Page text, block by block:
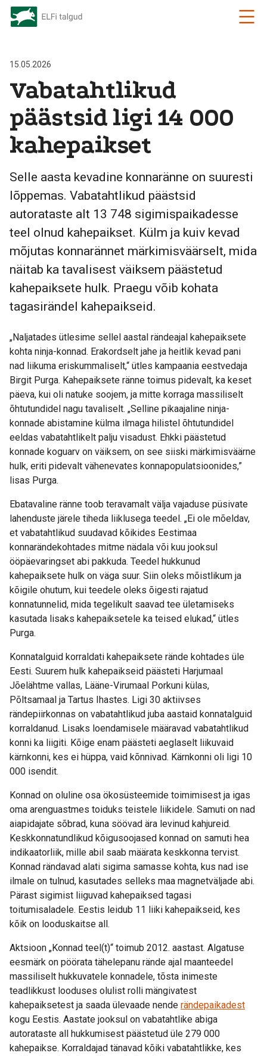
15.05.2026
Vabatahtlikud
päästsid ligi 14 000
kahepaikset
Selle aasta kevadine konnaränne on suuresti
lõppemas. Vabatahtlikud päästsid
autorataste alt 13 748 sigimispaikadesse
teel olnud kahepaikset. Külm ja kuiv kevad
mõjutas konnarännet märkimisväärselt, mida
näitab ka tavalisest väiksem päästetud
kahepaiksete hulk. Praegu võib kohata
tagasirändel kahepaikseid.
„Naljatades ütlesime sellel aastal rändeajal kahepaiksete
kohta ninja-konnad. Erakordselt jahe ja heitlik kevad pani
nad liikuma eriskummaliselt,“ ütles kampaania eestvedaja
Birgit Purga. Kahepaiksete ränne toimus pidevalt, ka keset
päeva, kui oli natuke soojem, ja mitte korraga massiliselt
õhtutundidel nagu tavaliselt. „Selline pikaajaline ninja-
konnade abistamine külma ilmaga hilistel õhtutundidel
eeldas vabatahtlikelt palju visadust. Ehkki päästetud
konnade koguarv on väiksem, on see siiski märkimisväärne
hulk, eriti pidevalt vähenevates konnapopulatsioonides,”
lisas Purga.
Ebatavaline ränne toob teravamalt välja vajaduse püsivate
lahenduste järele tiheda liiklusega teedel. „Ei ole mõeldav,
et vabatahtlikud suudavad kõikides Eestimaa
konnarändekohtades mitme nädala või kuu jooksul
ööpäevaringset abi pakkuda. Teedel hukkunud
kahepaiksete hulk on väga suur. Siin oleks mõistlikum ja
kõigile ohutum, kui teedele oleks õigesti rajatud
konnatunnelid, mida tegelikult saavad tee ületamiseks
kasutada lisaks kahepaiksetele ka teised elukad,“ ütles
Purga.
Konnatalguid korraldati kahepaiksete rände kohtades üle
Eesti. Suurem hulk kahepaikseid päästeti Harjumaal
Jõelähtme vallas, Lääne-Virumaal Porkuni külas,
Põltsamaal ja Tartus Ihastes. Ligi 30 aktiivses
rändepiirkonnas on vabatahtlikud juba aastaid konnatalguid
korraldanud. Lisaks loendamisele määravad vabatahtlikud
konni ka liigiti. Kõige enam päästeti aeglaselt liikuvaid
kärnkonni, kes ei hüppa, vaid kõnnivad. Kärnkonni oli ligi 10
000 isendit.
Konnad on oluline osa ökosüsteemide toimimisest ja igas
oma arenguastmes toiduks teistele liikidele. Samuti on nad
aiapidajate sõbrad, kuna söövad ära levinud kahjureid.
Keskkonnatundlikud kõigusoojased konnad on samuti hea
indikaatorliik, mille abil saab määrata keskkonna tervist.
Konnad rändavad alati sigima samasse kohta, kus nad ise
ilmale on tulnud, kasutades selleks maa magnetväljade abi.
Pärast sigimist liiguvad kahepaiksed tagasi
toitumisaladele. Eestis leidub 11 liiki kahepaikseid, kes
kõik on looduskaitse all.
Aktsioon „Konnad teel(t)“ toimub 2012. aastast. Algatuse
eesmärk on pöörata tähelepanu rände ajal maanteedel
massiliselt hukkuvatele konnadele, tõsta inimeste
teadlikkust looduses olulist rolli mängivatest
kahepaiksetest ja saada ülevaade nende rändepaikadest
kogu Eestis. Aastate jooksul on vabatahtlike abiga
autorataste all hukkumisest päästetud üle 279 000
kahepaikse. Korraldajad tänavad kõiki vabatahtlikke, kes